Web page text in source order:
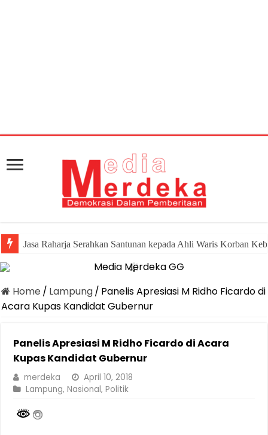
Jasa Raharja Serahkan Santunan kepada Ahli Waris Korban
Home / Lampung/ Panelis Apresiasi M Ridho Ficardo di
Acara Kupas Kandidat Gubernur
Panelis Apresiasi M Ridho Ficardo di Acara
Kupas Kandidat Gubernur
merdeka
April 10, 2018
Lampung,Nasional,Politik